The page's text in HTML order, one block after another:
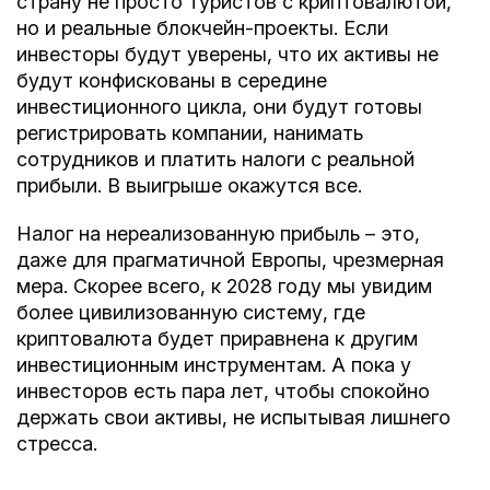
но и реальные блокчейн-проекты. Если
инвесторы будут уверены, что их активы не
будут конфискованы в середине
инвестиционного цикла, они будут готовы
регистрировать компании, нанимать
сотрудников и платить налоги с реальной
прибыли. В выигрыше окажутся все.
Налог на нереализованную прибыль – это,
даже для прагматичной Европы, чрезмерная
мера. Скорее всего, к 2028 году мы увидим
более цивилизованную систему, где
криптовалюта будет приравнена к другим
инвестиционным инструментам. А пока у
инвесторов есть пара лет, чтобы спокойно
держать свои активы, не испытывая лишнего
стресса.